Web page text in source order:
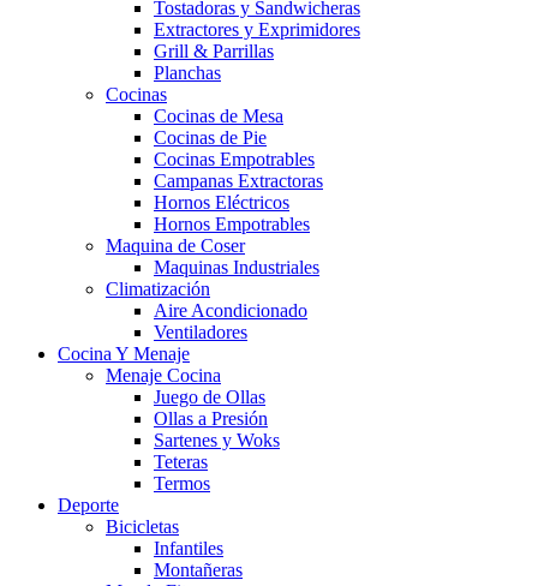
Tostadoras y Sandwicheras
Extractores y Exprimidores
Grill & Parrillas
Planchas
Cocinas
Cocinas de Mesa
Cocinas de Pie
Cocinas Empotrables
Campanas Extractoras
Hornos Eléctricos
Hornos Empotrables
Maquina de Coser
Maquinas Industriales
Climatización
Aire Acondicionado
Ventiladores
Cocina Y Menaje
Menaje Cocina
Juego de Ollas
Ollas a Presión
Sartenes y Woks
Teteras
Termos
Deporte
Bicicletas
Infantiles
Montañeras